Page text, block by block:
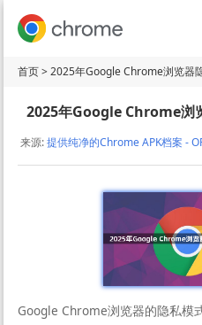
首页> 2025年Google Chrome浏览器
2025年Google Chrome浏
来源:提供纯净的Chrome APK档案 -
Google Chrome浏览器的隐私模